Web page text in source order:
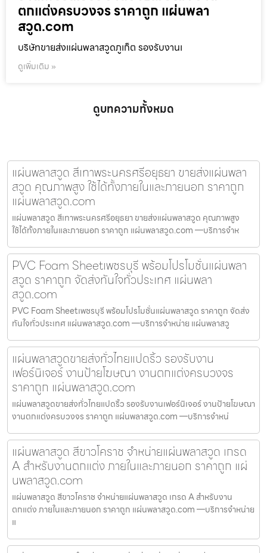
ตกแต่งครบวงจร ราคาถูก แผ่นพลา
สวูด.com
บริษัทขายส่งแผ่นพลาสวูดภูเก็ต รองรับงานเ
ดูเพิ่มเติม »
ดูบทความทั้งหมด
แผ่นพลาสวูด สีเทาพระนครศรีอยุธยา ขายส่งแผ่นพลา
สวูด คุณภาพสูง ใช้ได้ทั้งภายในและภายนอก ราคาถูก
แผ่นพลาสวูด.com
แผ่นพลาสวูด สีเทาพระนครศรีอยุธยา ขายส่งแผ่นพลาสวูด คุณภาพสูง
ใช้ได้ทั้งภายในและภายนอก ราคาถูก แผ่นพลาสวูด.com —บริการจำห
PVC Foam Sheetเพชรบุรี พร้อมโปรโมชั่นแผ่นพลา
สวูด ราคาถูก จัดส่งทันใจทั่วประเทศ แผ่นพลา
สวูด.com
PVC Foam Sheetเพชรบุรี พร้อมโปรโมชั่นแผ่นพลาสวูด ราคาถูก จัดส่ง
ทันใจทั่วประเทศ แผ่นพลาสวูด.com —บริการจำหน่าย แผ่นพลาสวู
แผ่นพลาสวูดขายส่งทั่วไทยแปดริ้ว รองรับงาน
เฟอร์นิเจอร์ งานป้ายโฆษณา งานตกแต่งครบวงจร
ราคาถูก แผ่นพลาสวูด.com
แผ่นพลาสวูดขายส่งทั่วไทยแปดริ้ว รองรับงานเฟอร์นิเจอร์ งานป้ายโฆษณา
งานตกแต่งครบวงจร ราคาถูก แผ่นพลาสวูด.com —บริการจำหน่
แผ่นพลาสวูด สีขาวโคราช จำหน่ายแผ่นพลาสวูด เกรด
A สำหรับงานตกแต่ง ภายในและภายนอก ราคาถูก แผ่
นพลาสวูด.com
แผ่นพลาสวูด สีขาวโคราช จำหน่ายแผ่นพลาสวูด เกรด A สำหรับงาน
ตกแต่ง ภายในและภายนอก ราคาถูก แผ่นพลาสวูด.com —บริการจำหน่าย
แ